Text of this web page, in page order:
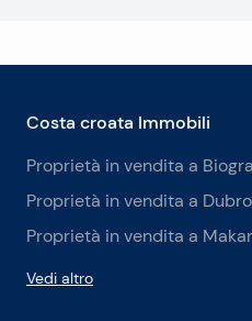
Costa croata Immobili
Proprietà in vendita a
Proprietà in vendita a
Proprietà in vendita a
Vedi altro